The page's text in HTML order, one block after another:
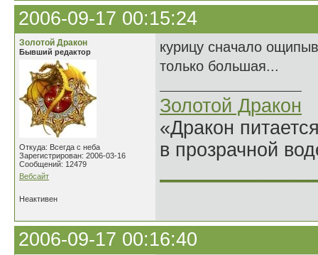
2006-09-17 00:15:24
Золотой Дракон
Бывший редактор
Откуда: Всегда с неба
Зарегистрирован: 2006-03-16
Сообщений: 12479
Вебсайт
курицу сначало
только большая...
Золотой Дракон
«Дракон
в прозрачной
Неактивен
2006-09-17 00:16:40